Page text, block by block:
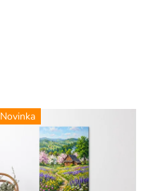
Novinka